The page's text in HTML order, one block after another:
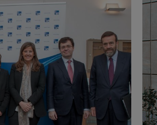
VIEW